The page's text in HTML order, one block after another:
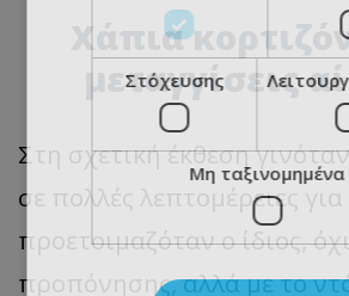
Χάπια
μεταγγίσεις
Στη σχετική έκθεση
σε πολλές λεπτομέρειες
προετοιμαζόταν ο ίδιος,
προπόνησης, αλλά με το
Στόχευσης
Μη ταξινομημένα